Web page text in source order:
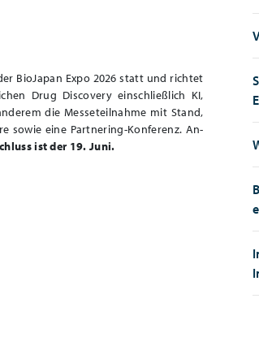
BioJapan Expo 2026 statt und richtet
Drug Discovery einschließlich KI,
die Messeteilnahme mit Stand,
sowie eine Partnering-Konferenz. An-
ist der 19. Juni.